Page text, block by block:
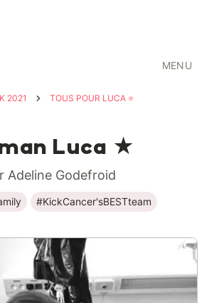
MENU
2021 TOUS POUR LUCA ⭐️
Luca ★
Adeline Godefroid
#KickCancer'sBESTteam